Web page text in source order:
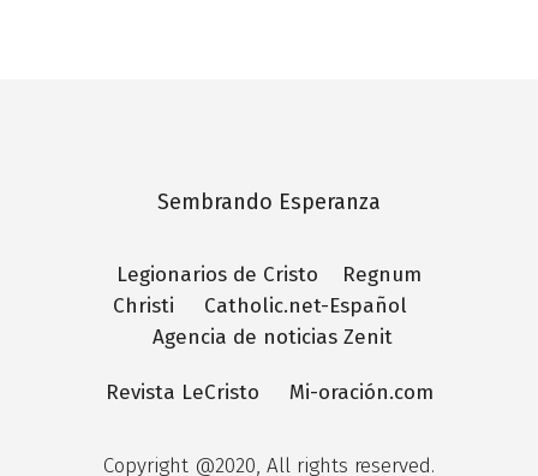
Sembrando Esperanza
Legionarios de Cristo Regnum
Christi
Catholic.net-Español
Agencia de noticias Zenit
Revista LeCristo Mi-oración.com
Copyright @2020, All rights reserved.